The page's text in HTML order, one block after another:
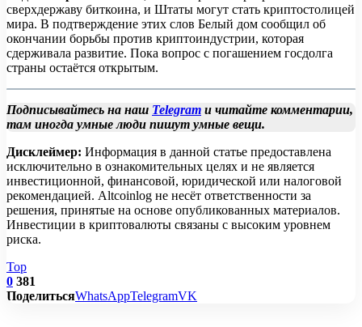
сверхдержаву биткоина, и Штаты могут стать криптостолицей
мира. В подтверждение этих слов Белый дом сообщил об
окончании борьбы против криптоиндустрии, которая
сдерживала развитие. Пока вопрос с погашением госдолга
страны остаётся открытым.
Подписывайтесь на наш Telegram и читайте комментарии,
там иногда умные люди пишут умные вещи.
Дисклеймер: Информация в данной статье предоставлена
исключительно в ознакомительных целях и не является
инвестиционной, финансовой, юридической или налоговой
рекомендацией. Altcoinlog не несёт ответственности за
решения, принятые на основе опубликованных материалов.
Инвестиции в криптовалюты связаны с высоким уровнем
риска.
Top
0 381
ПоделитьсяWhatsAppTelegramVK